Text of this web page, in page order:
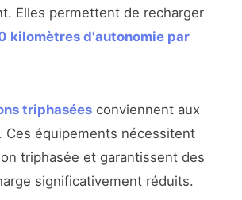
Elles permettent de recharger
kilomètres d'autonomie par
triphasées conviennent aux
. Ces équipements nécessitent
triphasée et garantissent des
significativement réduits.